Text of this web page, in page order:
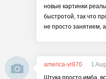
новые картинки
быстротой, так что
не просто занятием,
america-vr870
1
Штука просто имба,